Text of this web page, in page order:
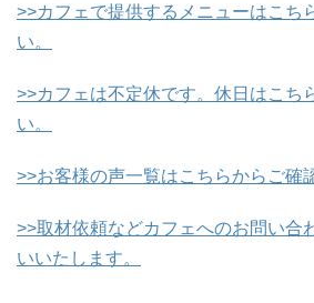
>>カフェで提供するメニューはこち
い。
>>カフェは不定休です。休日はこち
い。
>>お客様の声一覧はこちらからご確
>>取材依頼などカフェへのお問い合
いいたします。